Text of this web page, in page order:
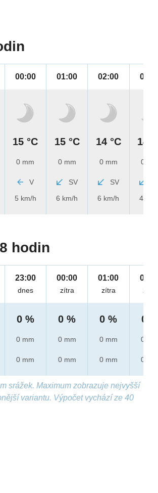
00:00
15 °C
0 mm
V
5 km/h
01:00
15 °C
0 mm
SV
6 km/h
02:00
14 °C
0 mm
SV
6 km/h
03:00
14 °C
0 mm
4 km/h
hodin
23:00
dnes
0 %
0 mm
0 mm
00:00
zítra
0 %
0 mm
0 mm
01:00
zítra
0 %
0 mm
0 mm
02:00
zítra
0 %
0 mm
0 mm
srážek. Maximum zobrazuje nejvyšší
variantu. Výpočet vychází ze 40